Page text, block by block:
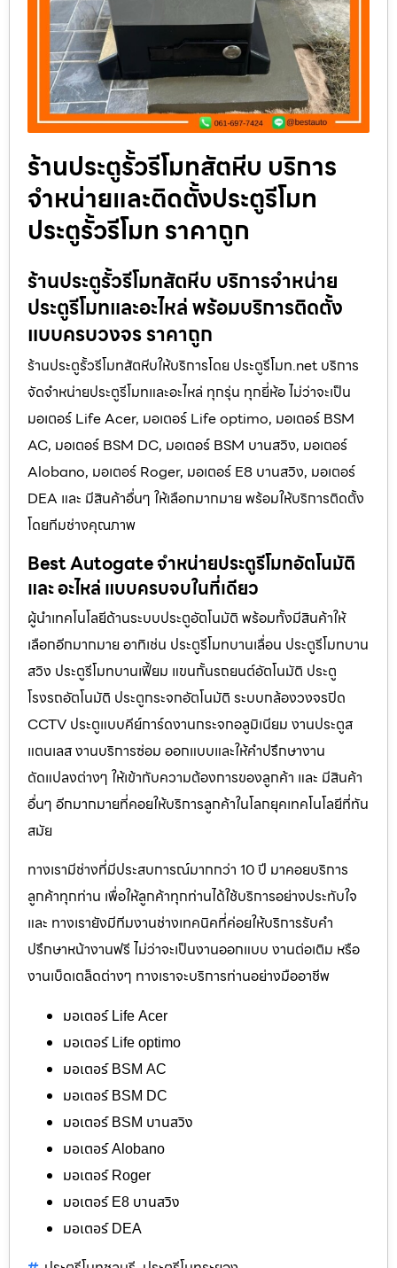
ร้านประตูรั้วรีโมทสัตหีบ บริการ
จำหน่ายและติดตั้งประตูรีโมท
ประตูรั้วรีโมท ราคาถูก
ร้านประตูรั้วรีโมทสัตหีบ บริการจำหน่าย
ประตูรีโมทและอะไหล่ พร้อมบริการติดตั้ง
แบบครบวงจร ราคาถูก
ร้านประตูรั้วรีโมทสัตหีบให้บริการโดย ประตูรีโมท.net บริการ
จัดจำหน่ายประตูรีโมทและอะไหล่ ทุกรุ่น ทุกยี่ห้อ ไม่ว่าจะเป็น
มอเตอร์ Life Acer, มอเตอร์ Life optimo, มอเตอร์ BSM
AC, มอเตอร์ BSM DC, มอเตอร์ BSM บานสวิง, มอเตอร์
Alobano, มอเตอร์ Roger, มอเตอร์ E8 บานสวิง, มอเตอร์
DEA และ มีสินค้าอื่นๆ ให้เลือกมากมาย พร้อมให้บริการติดตั้ง
โดยทีมช่างคุณภาพ
Best Autogate จำหน่ายประตูรีโมทอัตโนมัติ
และ อะไหล่ แบบครบจบในที่เดียว
ผู้นำเทคโนโลยีด้านระบบประตูอัตโนมัติ พร้อมทั้งมีสินค้าให้
เลือกอีกมากมาย อาทิเช่น ประตูรีโมทบานเลื่อน ประตูรีโมทบาน
สวิง ประตูรีโมทบานเฟี้ยม แขนกั้นรถยนต์อัตโนมัติ ประตู
โรงรถอัตโนมัติ ประตูกระจกอัตโนมัติ ระบบกล้องวงจรปิด
CCTV ประตูแบบคีย์การ์ดงานกระจกอลูมิเนียม งานประตูส
แตนเลส งานบริการซ่อม ออกแบบและให้คำปรึกษางาน
ดัดแปลงต่างๆ ให้เข้ากับความต้องการของลูกค้า และ มีสินค้า
อื่นๆ อีกมากมายที่คอยให้บริการลูกค้าในโลกยุคเทคโนโลยีที่ทัน
สมัย
ทางเรามีช่างที่มีประสบการณ์มากกว่า 10 ปี มาคอยบริการ
ลูกค้าทุกท่าน เพื่อให้ลูกค้าทุกท่านได้ใช้บริการอย่างประทับใจ
และ ทางเรายังมีทีมงานช่างเทคนิคที่ค่อยให้บริการรับคำ
ปรึกษาหน้างานฟรี ไม่ว่าจะเป็นงานออกแบบ งานต่อเติม หรือ
งานเบ็ดเตล็ดต่างๆ ทางเราจะบริการท่านอย่างมืออาชีพ
มอเตอร์ Life Acer
มอเตอร์ Life optimo
มอเตอร์ BSM AC
มอเตอร์ BSM DC
มอเตอร์ BSM บานสวิง
มอเตอร์ Alobano
มอเตอร์ Roger
มอเตอร์ E8 บานสวิง
มอเตอร์ DEA